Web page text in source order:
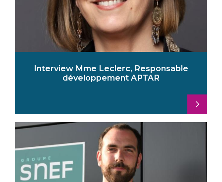
Interview Mme Leclerc, Responsable
développement APTAR